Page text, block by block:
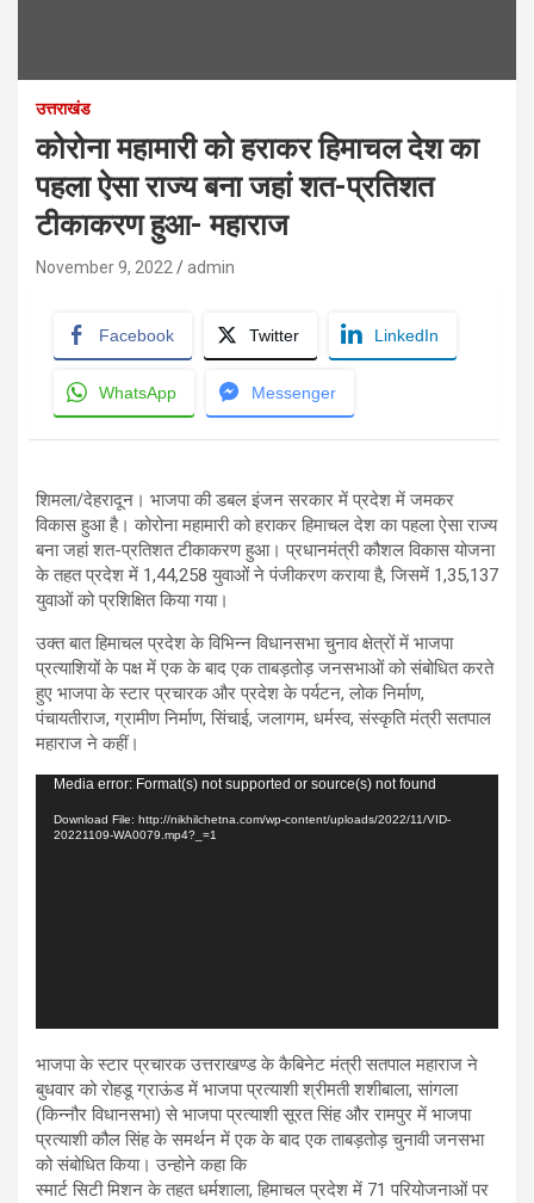
उत्तराखंड
कोरोना महामारी को हराकर हिमाचल देश का
पहला ऐसा राज्य बना जहां शत-प्रतिशत
टीकाकरण हुआ- महाराज
November 9, 2022 admin
Facebook Twitter LinkedIn
WhatsApp Messenger
शिमला/देहरादून। भाजपा की डबल इंजन सरकार में प्रदेश में जमकर
विकास हुआ है। कोरोना महामारी को हराकर हिमाचल देश का पहला ऐसा राज्य
बना जहां शत-प्रतिशत टीकाकरण हुआ। प्रधानमंत्री कौशल विकास योजना
के तहत प्रदेश में 1,44,258 युवाओं ने पंजीकरण कराया है, जिसमें 1,35,137
युवाओं को प्रशिक्षित किया गया।
उक्त बात हिमाचल प्रदेश के विभिन्न विधानसभा चुनाव क्षेत्रों में भाजपा
प्रत्याशियों के पक्ष में एक के बाद एक ताबड़तोड़ जनसभाओं को संबोधित करते
हुए भाजपा के स्टार प्रचारक और प्रदेश के पर्यटन, लोक निर्माण,
पंचायतीराज, ग्रामीण निर्माण, सिंचाई, जलागम, धर्मस्व, संस्कृति मंत्री सतपाल
महाराज ने कहीं।
Video
Player
Media error: Format(s) not supported or source(s) not found
Download File: http://nikhilchetna.com/wp-content/uploads/2022/11/VID-
20221109-WA0079.mp4?_=1
भाजपा के स्टार प्रचारक उत्तराखण्ड के कैबिनेट मंत्री सतपाल महाराज ने
बुधवार को रोहडू ग्राऊंड में भाजपा प्रत्याशी श्रीमती शशीबाला, सांगला
(किन्नौर विधानसभा) से भाजपा प्रत्याशी सूरत सिंह और रामपुर में भाजपा
प्रत्याशी कौल सिंह के समर्थन में एक के बाद एक ताबड़तोड़ चुनावी जनसभा
को संबोधित किया। उन्होने कहा कि
स्मार्ट सिटी मिशन के तहत धर्मशाला, हिमाचल प्रदेश में 71 परियोजनाओं पर